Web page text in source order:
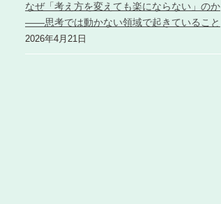
なぜ「考え方を変えても楽にならない」のか
――思考では動かない領域で起きていること
2026年4月21日